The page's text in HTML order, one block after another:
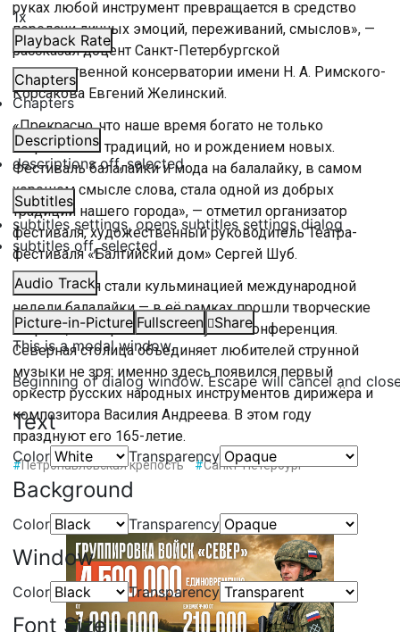
1x
Playback Rate
Chapters
Chapters
Descriptions
descriptions off, selected
Subtitles
subtitles settings, opens subtitles settings dialog
subtitles off, selected
Audio Track
Picture-in-Picture Fullscreen
Share
This is a modal window.
Beginning of dialog window. Escape will cancel and
Text
Color Transparency
Background
Color Transparency
Window
Color Transparency
Font Size
руках любой инструмент превращается в средство
передачи личных эмоций, переживаний, смыслов», —
рассказал доцент Санкт-Петербургской
государственной консерватории имени Н. А. Римского-
Корсакова Евгений Желинский.
«Прекрасно, что наше время богато не только
сохранением традиций, но и рождением новых.
Фестиваль балалайки и мода на балалайку, в самом
хорошем смысле слова, стала одной из добрых
традиций нашего города», — отметил организатор
фестиваля, художественный руководитель Театра-
фестиваля «Балтийский дом» Сергей Шуб.
Выступления стали кульминацией международной
недели балалайки — в её рамках прошли творческие
встречи, мастер-классы и научная конференция.
Северная столица объединяет любителей струнной
музыки не зря: именно здесь появился первый
оркестр русских народных инструментов дирижёра и
композитора Василия Андреева. В этом году
празднуют его 165-летие.
#Петропавловская крепость #Санкт-Петербург